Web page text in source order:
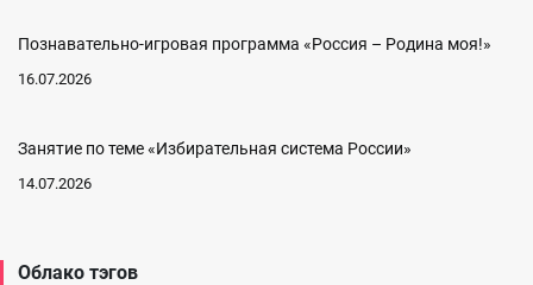
Познавательно-игровая программа «Россия – Родина моя!»
16.07.2026
Занятие по теме «Избирательная система России»
14.07.2026
Облако тэгов